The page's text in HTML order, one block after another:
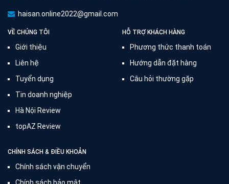
haisan.online2022@gmail.com
VỀ CHÚNG TÔI
Giới thiệu
Liên hệ
Tuyển dụng
Tin doanh nghiệp
Hà Nội Review
topAZ Review
HỖ TRỢ KHÁCH HÀNG
Phương thức thanh toán
Hướng dẫn đặt hàng
Câu hỏi thường gặp
CHÍNH SÁCH & ĐIỀU KHOẢN
Chính sách vận chuyển